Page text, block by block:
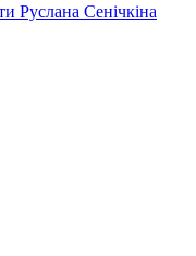
Руслана Сенічкіна